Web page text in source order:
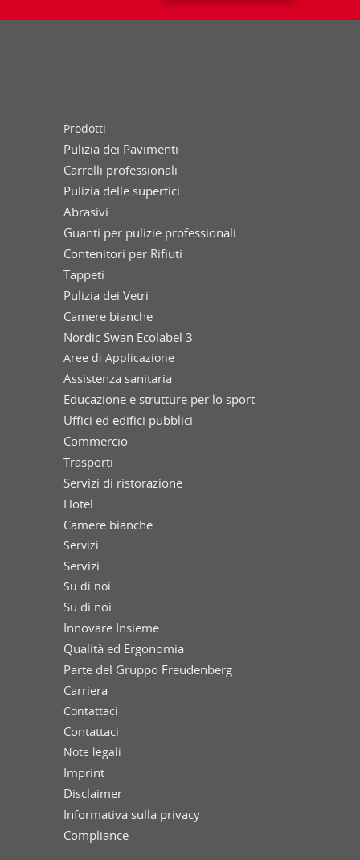
Prodotti
Pulizia dei Pavimenti
Carrelli professionali
Pulizia delle superfici
Abrasivi
Guanti per pulizie professionali
Contenitori per Rifiuti
Tappeti
Pulizia dei Vetri
Camere bianche
Nordic Swan Ecolabel 3
Aree di Applicazione
Assistenza sanitaria
Educazione e strutture per lo sport
Uffici ed edifici pubblici
Commercio
Trasporti
Servizi di ristorazione
Hotel
Camere bianche
Servizi
Servizi
Su di noi
Su di noi
Innovare Insieme
Qualità ed Ergonomia
Parte del Gruppo Freudenberg
Carriera
Contattaci
Contattaci
Note legali
Imprint
Disclaimer
Informativa sulla privacy
Compliance